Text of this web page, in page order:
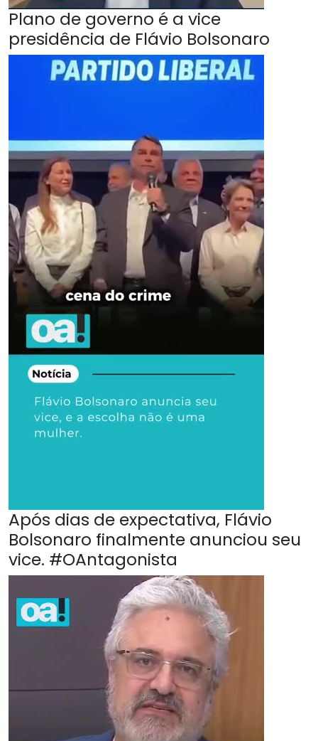
Plano de governo é a vice
presidência de Flávio Bolsonaro
Após dias de expectativa, Flávio
Bolsonaro finalmente anunciou seu
vice. #OAntagonista